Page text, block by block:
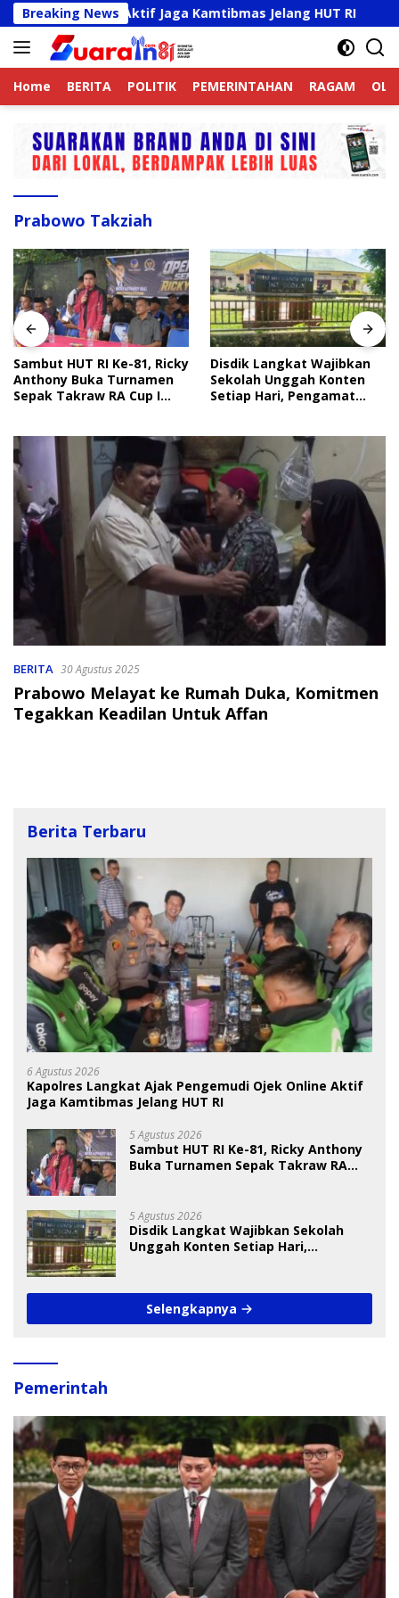
Langsung
ke
konten
Breaking News
Online Aktif Jaga Kamtibmas Jelang HUT RI
Home BERITA POLITIK PEMERINTAHAN RAGAM
Prabowo Takziah
Sambut HUT RI Ke-81, Ricky
Anthony Buka Turnamen
Sepak Takraw RA Cup I
Disdik Langkat Wajibkan
Sekolah Unggah Konten
Setiap Hari, Pengamat
BERITA 30 Agustus 2025
Prabowo Melayat ke Rumah Duka, Komitmen
Tegakkan Keadilan Untuk Affan
Berita Terbaru
6 Agustus 2026
Kapolres Langkat Ajak Pengemudi Ojek Online Aktif
Jaga Kamtibmas Jelang HUT RI
5 Agustus 2026
Sambut HUT RI Ke-81, Ricky Anthony
Buka Turnamen Sepak Takraw RA
5 Agustus 2026
Disdik Langkat Wajibkan Sekolah
Unggah Konten Setiap Hari,
Selengkapnya
Pemerintah